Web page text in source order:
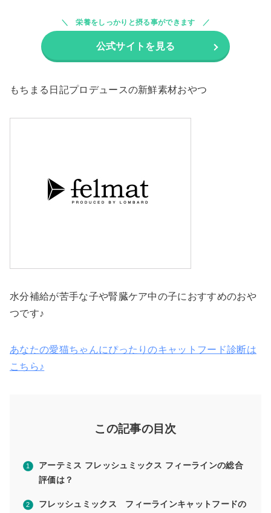
栄養をしっかりと摂る事ができます
公式サイトを見る
もちまる日記プロデュースの新鮮素材おやつ
水分補給が苦手な子や腎臓ケア中の子におすすめのおや
つです♪
あなたの愛猫ちゃんにぴったりのキャットフード診断は
こちら♪
この記事の目次
アーテミス フレッシュミックス フィーラインの総合
評価は？
フレッシュミックス フィーラインキャットフードの